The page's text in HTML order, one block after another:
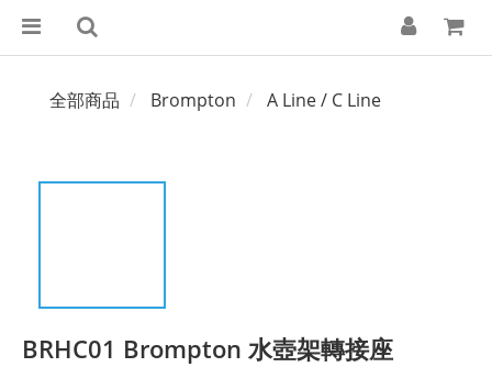
全部商品 Brompton A Line / C Line
BRHC01 Brompton 水壺架轉接座